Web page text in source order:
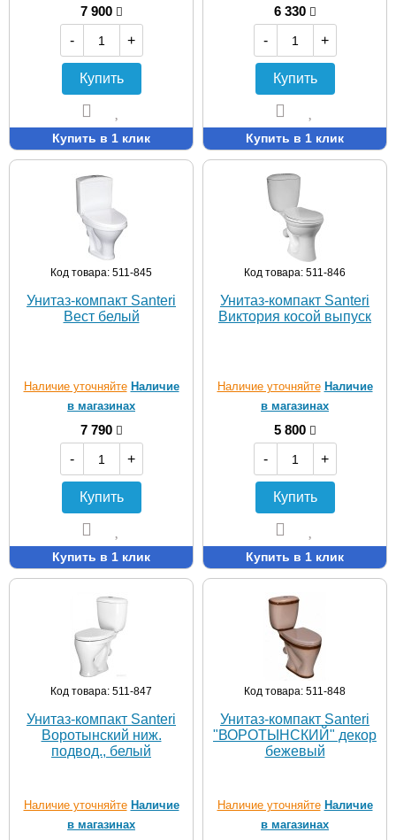
7 900
-
+
Купить
Купить в 1 клик
6 330
-
+
Купить
Купить в 1 клик
Код товара: 511-845
Унитаз-компакт Santeri
Вест белый
Наличие уточняйте Наличие
в магазинах
7 790
-
+
Купить
Купить в 1 клик
Код товара: 511-846
Унитаз-компакт Santeri
Виктория косой выпуск
Наличие уточняйте Наличие
в магазинах
5 800
-
+
Купить
Купить в 1 клик
Код товара: 511-847
Унитаз-компакт Santeri
Воротынский ниж.
подвод., белый
Наличие уточняйте Наличие
в магазинах
Код товара: 511-848
Унитаз-компакт Santeri
"ВОРОТЫНСКИЙ" декор
бежевый
Наличие уточняйте Наличие
в магазинах